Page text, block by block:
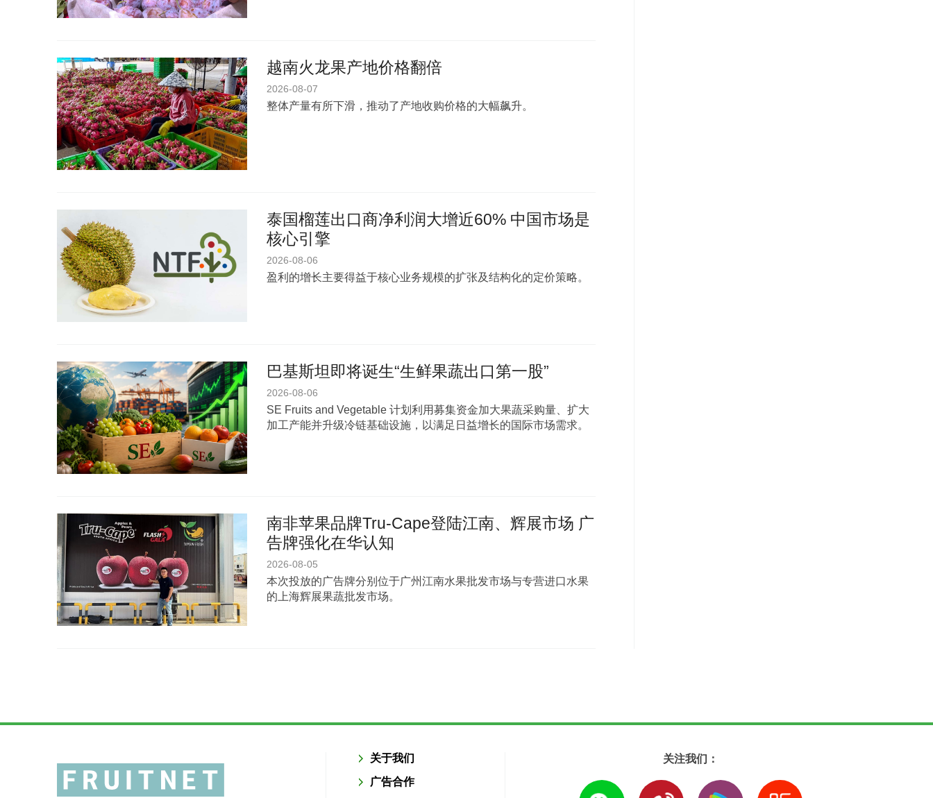
越南火龙果产地价格翻倍
2026-08-07
整体产量有所下滑，推动了产地收购价格的大幅飙升。
泰国榴莲出口商净利润大增近60% 中国市场是
核心引擎
2026-08-06
盈利的增长主要得益于核心业务规模的扩张及结构化的定价策略。
巴基斯坦即将诞生“生鲜果蔬出口第一股”
2026-08-06
SE Fruits and Vegetable 计划利用募集资金加大果蔬采购量、扩大
加工产能并升级冷链基础设施，以满足日益增长的国际市场需求。
南非苹果品牌Tru-Cape登陆江南、辉展市场 广
告牌强化在华认知
2026-08-05
本次投放的广告牌分别位于广州江南水果批发市场与专营进口水果
的上海辉展果蔬批发市场。
关于我们
广告合作
关注我们：